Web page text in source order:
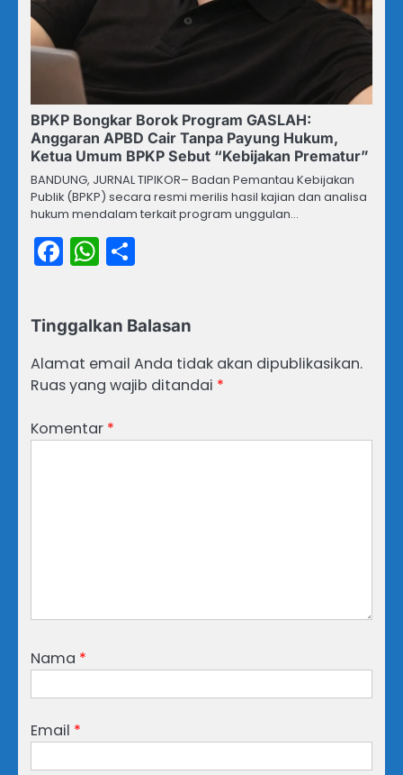
BPKP Bongkar Borok Program GASLAH:
Anggaran APBD Cair Tanpa Payung Hukum,
Ketua Umum BPKP Sebut “Kebijakan Prematur”
BANDUNG, JURNAL TIPIKOR– Badan Pemantau Kebijakan
Publik (BPKP) secara resmi merilis hasil kajian dan analisa
hukum mendalam terkait program unggulan…
Facebook
WhatsApp
Tinggalkan Balasan
Alamat email Anda tidak akan dipublikasikan.
Ruas yang wajib ditandai *
Komentar *
Nama *
Email *